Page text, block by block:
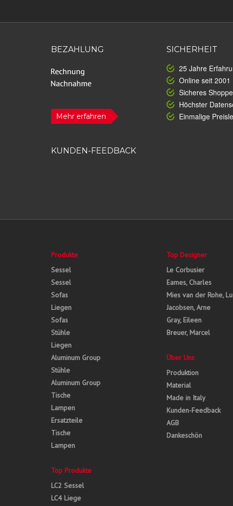
BEZAHLUNG
Mehr erfahren
SICHERHEIT
25 Jahre
Online seit 2001
Sicheres
Höchster
Einmalige
KUNDEN-FEEDBACK
Produkte
Sessel
Sessel
Sofas
Liegen
Sofas
Stühle
Liegen
Aluminum Group
Stühle
Aluminum Group
Tische
Lampen
Ersatzteile
Tische
Lampen
Top Produkte
LC2 Sessel
LC4 Liege
Top Designer
Le Corbusier
Eames, Charles
Mies van der Rohe,
Jacobsen, Arne
Gray, Eileen
Breuer, Marcel
Über Uns
Produktion
Material
Made in Italy
Kunden-Feedback
AGB
Dankeschön